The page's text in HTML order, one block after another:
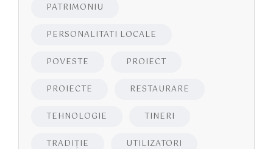
PATRIMONIU
PERSONALITATI LOCALE
POVESTE PROIECT
PROIECTE RESTAURARE
TEHNOLOGIE TINERI
TRADIȚIE UTILIZATORI